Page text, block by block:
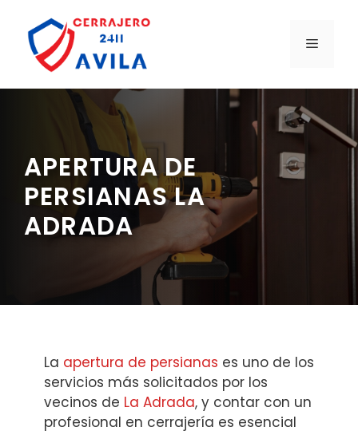
contenido
MENÚ
APERTURA DE
PERSIANAS LA
ADRADA
La apertura de persianas es uno de los
servicios más solicitados por los
vecinos de La Adrada, y contar con un
profesional en cerrajería es esencial